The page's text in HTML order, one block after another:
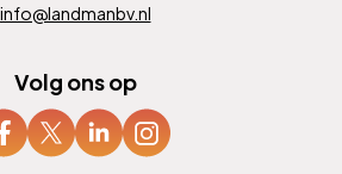
info@landmanbv.nl
Volg ons op